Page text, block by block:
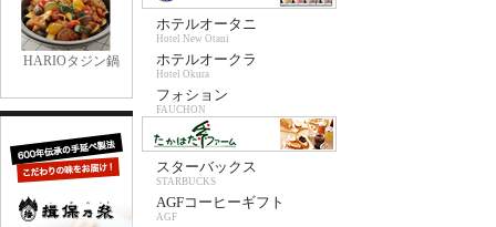
HARIOタジン鍋
ホテルオータニ
Hotel New Otani
ホテルオークラ
Hotel Okura
フォション
FAUCHON
スターバックス
STARBUCKS
AGFコーヒーギフト
AGF